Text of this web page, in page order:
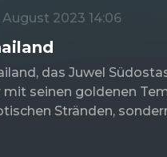
August 2023 14:06
das Juwel
mit seinen goldenen
Stränden,